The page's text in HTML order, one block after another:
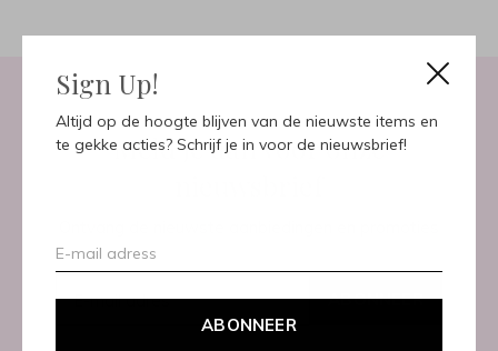
Sign Up!
Altijd op de hoogte blijven van de nieuwste items en
te gekke acties? Schrijf je in voor de nieuwsbrief!
ABONNEER
Meld je aan voor onze
ABONNEER